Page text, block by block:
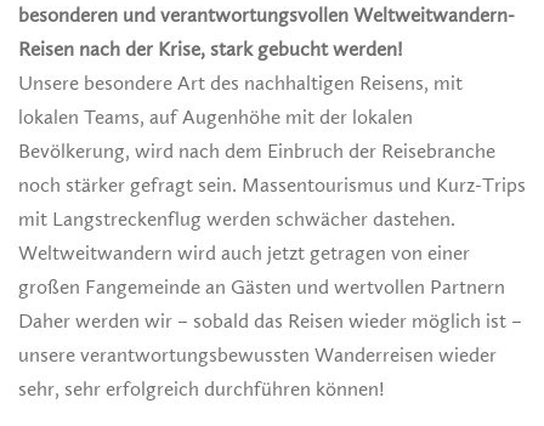
besonderen und verantwortungsvollen Weltweitwandern-
Reisen nach der Krise, stark gebucht werden!
Unsere besondere Art des nachhaltigen Reisens, mit
lokalen Teams, auf Augenhöhe mit der lokalen
Bevölkerung, wird nach dem Einbruch der Reisebranche
noch stärker gefragt sein. Massentourismus und Kurz-Trips
mit Langstreckenflug werden schwächer dastehen.
Weltweitwandern wird auch jetzt getragen von einer
großen Fangemeinde an Gästen und wertvollen Partnern
Daher werden wir – sobald das Reisen wieder möglich ist –
unsere verantwortungsbewussten Wanderreisen wieder
sehr, sehr erfolgreich durchführen können!